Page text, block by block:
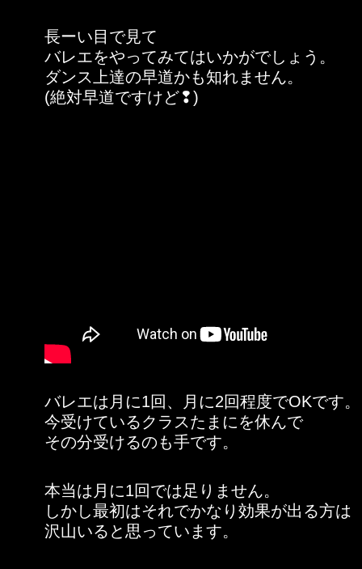
長ーい目で見て
バレエをやってみてはいかがでしょう。
ダンス上達の早道かも知れません。
(絶対早道ですけど❢)
バレエは月に1回、月に2回程度でOKです。
今受けているクラスたまにを休んで
その分受けるのも手です。
本当は月に1回では足りません。
しかし最初はそれでかなり効果が出る方は
沢山いると思っています。